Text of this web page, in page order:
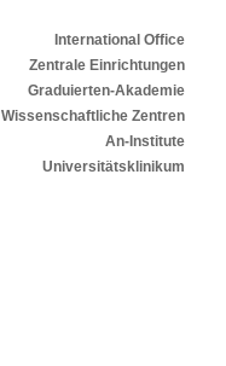
International Office
Zentrale Einrichtungen
Graduierten-Akademie
Wissenschaftliche Zentren
An-Institute
Universitätsklinikum